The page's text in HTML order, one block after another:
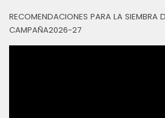
RECOMENDACIONES PARA LA SIEMBRA
CAMPAÑA2026-27